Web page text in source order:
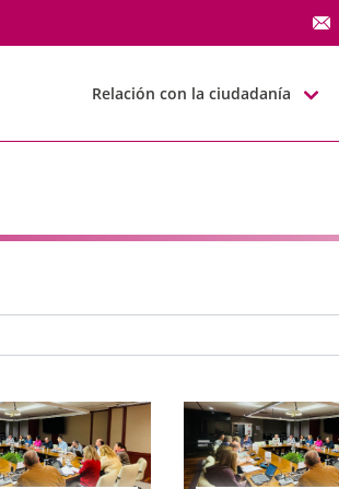
Relación con la ciudadanía
búsqueda